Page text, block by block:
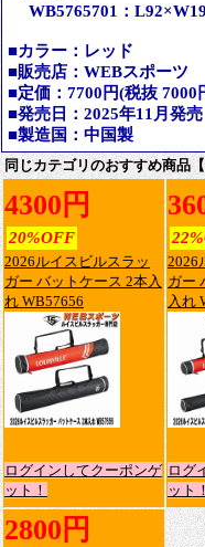
WB5765701：
■カラー：レッド
■販売店：WEBスポーツ
■定価：7700円(税抜 7000
■発売日：2025年11月発売
■製造国：中国製
同じカテゴリのおすすめ商品【
4300円
20%OFF
2026ルイスビルスラッ
ガー バットケース 2本入
れ WB57656
ログインしてクーポンゲ
ット！
2026
ガー
入れ
ログ
ット！
2800円